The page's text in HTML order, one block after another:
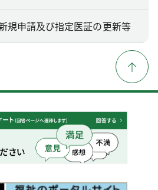
規申請及び指定医証の更新等